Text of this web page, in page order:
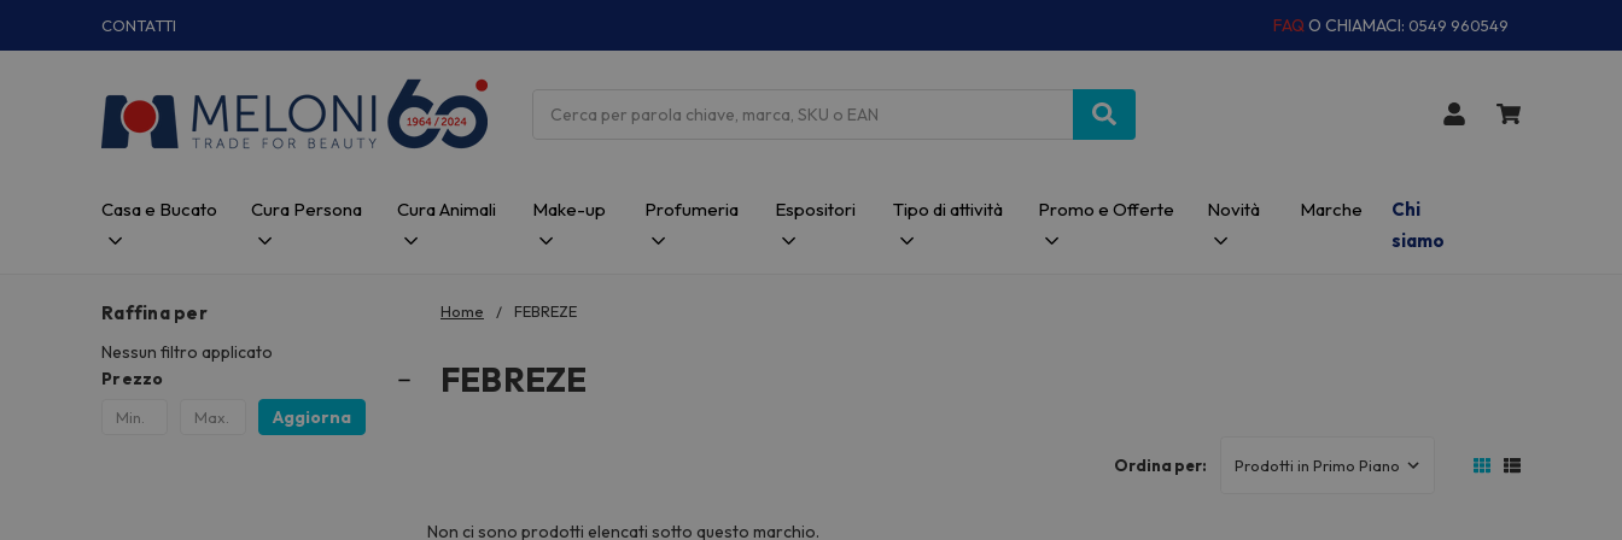
CONTATTI FAQ O CHIAMACI: 0549 960549
Casa e Bucato Cura Persona Cura Animali Make-up Profumeria Espositori Tipo di attività Promo e Offerte Novità Marche
Chi
siamo
Home FEBREZE
FEBREZE
Raffina per
Nessun filtro applicato
Prezzo
Aggiorna
Ordina per:
Non ci sono prodotti elencati sotto questo marchio.